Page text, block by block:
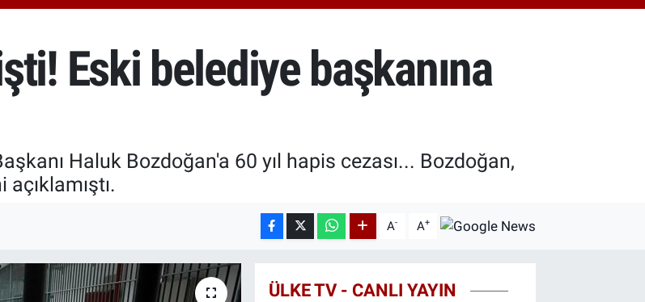
64.643,95
%0.16
Eski belediye başkanına
Haluk Bozdoğan'a 60 yıl hapis cezası... Bozdoğan,
A- A+
ÜLKE TV - CANLI YAYIN